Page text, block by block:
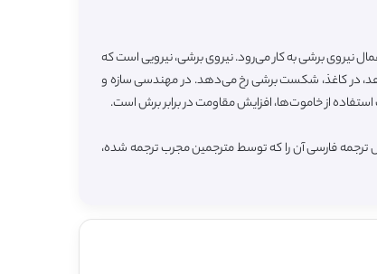
برشی به کار می‌رود. نیروی برشی، نیرویی است که
در کاغذ، شکست برشی رخ می‌دهد. در مهندسی سازه و
از خاموت‌ها، افزایش مقاومت در برابر برش است.
ترجمه فارسی آن را که توسط مترجمین مجرب ترجمه شده،